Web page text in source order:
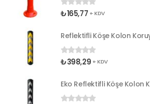
05 üzerinden
₺165,77 + KDV
Reflektifli Köşe Kolon
05 üzerinden
₺398,29 + KDV
Eko Reflektifli Köşe Kolon